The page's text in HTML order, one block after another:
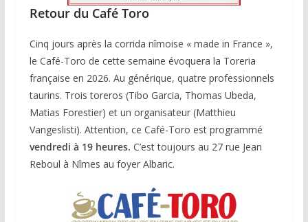
Retour du Café Toro
Cinq jours après la corrida nîmoise « made in France »,
le Café-Toro de cette semaine évoquera la Toreria
française en 2026. Au générique, quatre professionnels
taurins. Trois toreros (Tibo Garcia, Thomas Ubeda,
Matias Forestier) et un organisateur (Matthieu
Vangeslisti). Attention, ce Café-Toro est programmé
vendredi à 19 heures. C’est toujours au 27 rue Jean
Reboul à Nîmes au foyer Albaric.